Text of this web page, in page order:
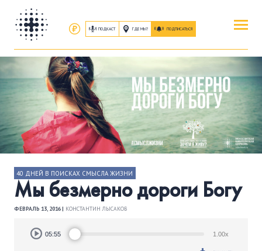
ПОДКАСТ ГДЕ МЫ? ПОДПИСАТЬСЯ
ПОВЕРИТЬ
ОБ ИИСУСЕ ХРИСТЕ
ПОСЕТИТЬ
КАК ПРОЕХАТЬ|О ЦЕРКВИ
ПРИСОЕДИНИТЬСЯ
40 ДНЕЙ В ПОИСКАХ СМЫСЛА ЖИЗНИ
Мы безмерно дороги Богу
ФЕВРАЛЬ 13, 2016 | КОНСТАНТИН ЛЫСАКОВ
Audio
Player05:55 1.00x